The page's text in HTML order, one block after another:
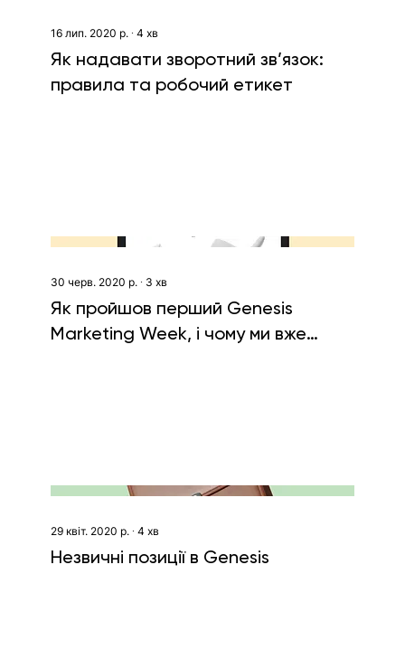
16 лип. 2020 р. ∙ 4 хв
Як надавати зворотний зв’язок:
правила та робочий етикет
30 черв. 2020 р. ∙ 3 хв
Як пройшов перший Genesis
Marketing Week, і чому ми вже
29 квіт. 2020 р.∙ 4 хв
Незвичні позиції в Genesis